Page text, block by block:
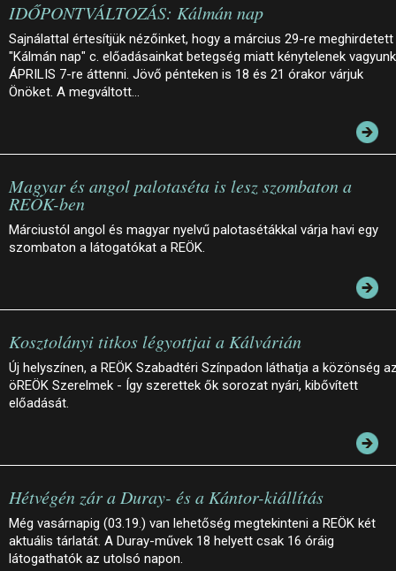
IDŐPONTVÁLTOZÁS: Kálmán nap
Sajnálattal értesítjük nézőinket, hogy a március 29-re meghirdetett
"Kálmán nap" c. előadásainkat betegség miatt kénytelenek vagyunk
ÁPRILIS 7-re áttenni. Jövő pénteken is 18 és 21 órakor várjuk
Önöket. A megváltott…
Magyar és angol palotaséta is lesz szombaton a
REÖK-ben
Márciustól angol és magyar nyelvű palotasétákkal várja havi egy
szombaton a látogatókat a REÖK.
Kosztolányi titkos légyottjai a Kálvárián
Új helyszínen, a REÖK Szabadtéri Színpadon láthatja a közönség
öREÖK Szerelmek - Így szerettek ők sorozat nyári, kibővített
előadását.
Hétvégén zár a Duray- és a Kántor-kiállítás
Még vasárnapig (03.19.) van lehetőség megtekinteni a REÖK két
aktuális tárlatát. A Duray-művek 18 helyett csak 16 óráig
látogathatók az utolsó napon.